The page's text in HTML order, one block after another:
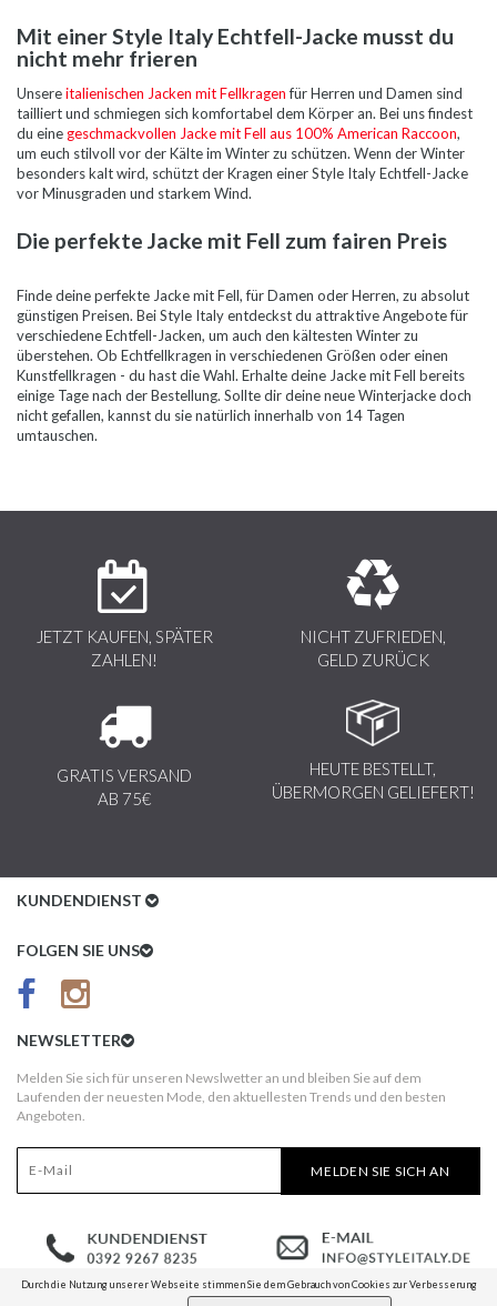
Mit einer Style Italy Echtfell-Jacke musst du
nicht mehr frieren
Unsereitalienischen Jacken mit Fellkragenfür Herren und Damen sind
tailliert und schmiegen sich komfortabel dem Körper an. Bei uns findest
du eine geschmackvollen Jacke mit Fell aus 100% American Raccoon,
um euch stilvoll vor der Kälte im Winter zu schützen. Wenn der Winter
besonders kalt wird, schützt der Kragen einer Style Italy Echtfell-Jacke
vor Minusgraden und starkem Wind.
Die perfekte Jacke mit Fell zum fairen Preis
Finde deine perfekte Jacke mit Fell, für Damen oder Herren, zu absolut
günstigen Preisen. Bei Style Italy entdeckst du attraktive Angebote für
verschiedene Echtfell-Jacken, um auch den kältesten Winter zu
überstehen. Ob Echtfellkragen in verschiedenen Größen oder einen
Kunstfellkragen - du hast die Wahl. Erhalte deine Jacke mit Fell bereits
einige Tage nach der Bestellung. Sollte dir deine neue Winterjacke doch
nicht gefallen, kannst du sie natürlich innerhalb von 14 Tagen
umtauschen.
JETZT KAUFEN, SPÄTER
ZAHLEN!
NICHT ZUFRIEDEN,
GELD ZURÜCK
GRATIS VERSAND
AB 75€
HEUTE BESTELLT,
ÜBERMORGEN GELIEFERT!
KUNDENDIENST
Kundenservice
AGB
Kundeninformationen
Widerruf
FOLGEN SIE UNS
NEWSLETTER
Melden Sie sich für unseren Newslwetter an und bleiben Sie auf dem
Laufenden der neuesten Mode, den aktuellesten Trends und den besten
Angeboten.
MELDEN SIE SICH AN
Durch die Nutzung unserer Webseite stimmen Sie dem Gebrauch von Cookies zur Verbesserung